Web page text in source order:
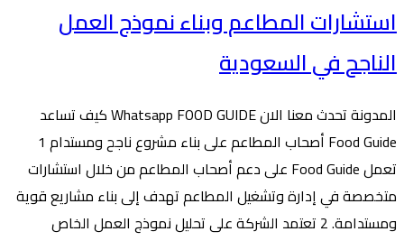
استشارات المطاعم وبناء نموذج العمل
الناجح في السعودية
المدونة تحدث معنا الان Whatsapp FOOD GUIDE كيف تساعد
Food Guide أصحاب المطاعم على بناء مشروع ناجح ومستدام 1
تعمل Food Guide على دعم أصحاب المطاعم من خلال استشارات
متخصصة في إدارة وتشغيل المطاعم تهدف إلى بناء مشاريع قوية
ومستدامة. 2 تعتمد الشركة على تحليل نموذج العمل الخاص